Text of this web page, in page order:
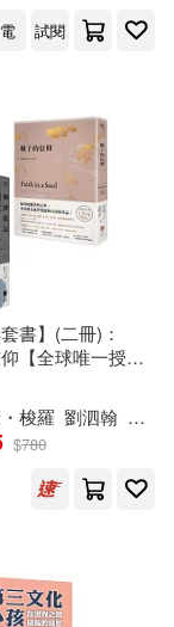
電 試閱
書】(二冊)：
仰【全球唯一授權
》、《湖濱散記
華爾登湖》全新
・梭羅 劉泗翰 陳義
$780